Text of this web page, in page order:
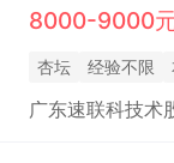
8000-9000
杏坛 经验不限
广东速联科技术